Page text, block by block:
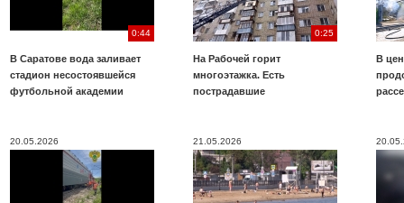
0:44
В Саратове вода заливает
стадион несостоявшейся
футбольной академии
0:25
На Рабочей горит
многоэтажка. Есть
пострадавшие
В
20.05.2026 21.05.2026